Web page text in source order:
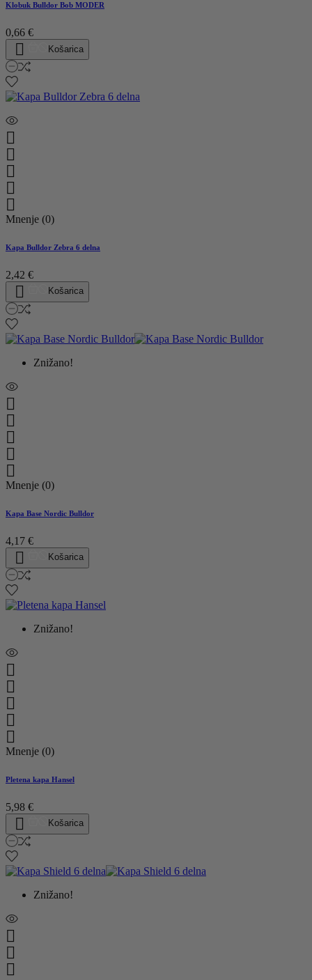
Klobuk Bulldor Bob MODER
0,66 €
 Košarica





Mnenje (0)
Kapa Bulldor Zebra 6 delna
2,42 €
 Košarica
Znižano!





Mnenje (0)
Kapa Base Nordic Bulldor
4,17 €
 Košarica
Znižano!





Mnenje (0)
Pletena kapa Hansel
5,98 €
 Košarica
Znižano!


